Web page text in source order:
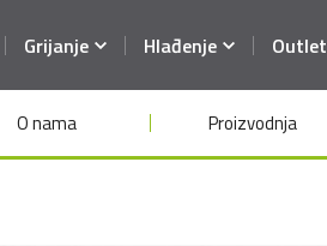
Grijanje Hlađenje Outlet
O nama Proizvodnja